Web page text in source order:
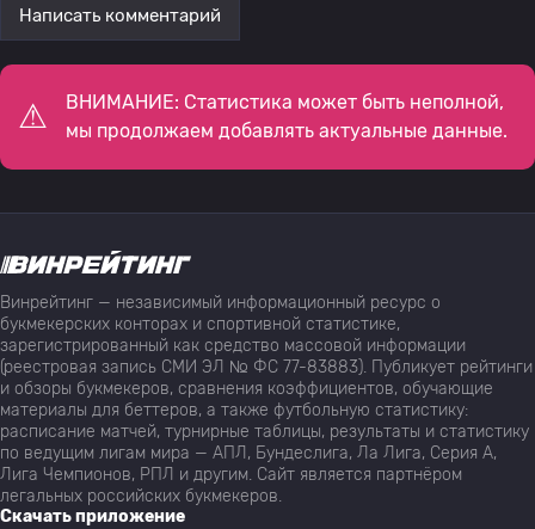
Написать комментарий
ВНИМАНИЕ: Статистика может быть неполной,
мы продолжаем добавлять актуальные данные.
Винрейтинг — независимый информационный ресурс о
букмекерских конторах и спортивной статистике,
зарегистрированный как средство массовой информации
(реестровая запись СМИ ЭЛ № ФС 77-83883). Публикует рейтинги
и обзоры букмекеров, сравнения коэффициентов, обучающие
материалы для беттеров, а также футбольную статистику:
расписание матчей, турнирные таблицы, результаты и статистику
по ведущим лигам мира — АПЛ, Бундеслига, Ла Лига, Серия А,
Лига Чемпионов, РПЛ и другим. Сайт является партнёром
легальных российских букмекеров.
Скачать приложение